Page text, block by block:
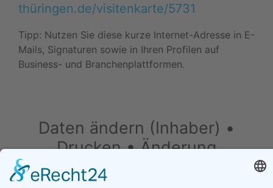
thüringen.de/visitenkarte/5731
Tipp: Nutzen Sie diese kurze Internet-Adresse in E-
Mails, Signaturen sowie in Ihren Profilen auf
Business- und Branchenplattformen.
Daten ändern (Inhaber) •
Drucken • Änderung
vorschlagen